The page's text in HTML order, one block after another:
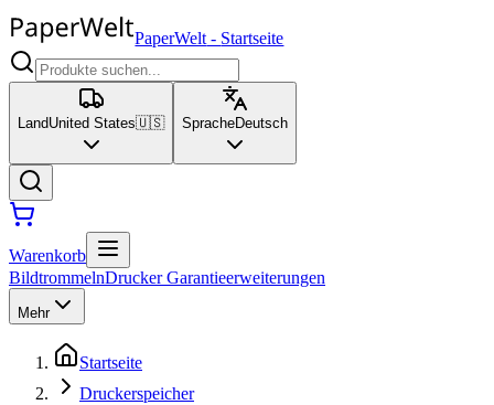
PaperWelt - Startseite
LandUnited States🇺🇸 SpracheDeutsch
Warenkorb
BildtrommelnDrucker Garantieerweiterungen
Mehr
Startseite
Druckerspeicher